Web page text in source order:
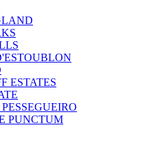
ESTATES
PUNCTUM